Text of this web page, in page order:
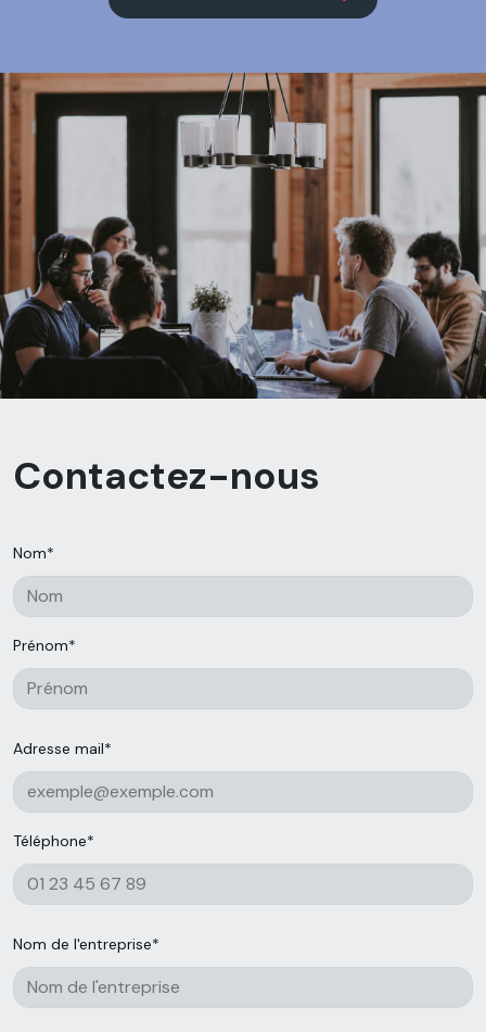
Contactez-nous
Nom*
Prénom*
Adresse mail*
Téléphone*
Nom de l'entreprise*